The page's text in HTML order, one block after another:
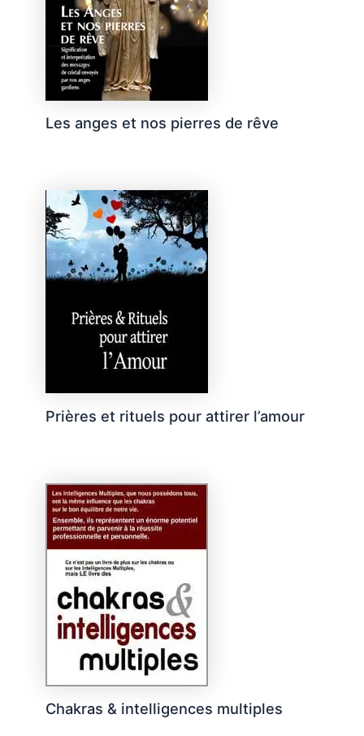
Les anges et nos pierres de rêve
Prières et rituels pour attirer l’amour
Chakras & intelligences multiples